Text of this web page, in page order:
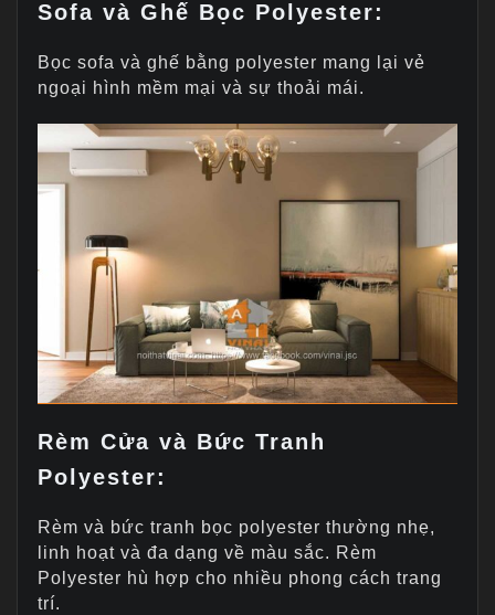
Sofa và Ghế Bọc Polyester:
Bọc sofa và ghế bằng polyester mang lại vẻ
ngoại hình mềm mại và sự thoải mái.
Rèm Cửa và Bức Tranh
Polyester:
Rèm và bức tranh bọc polyester thường nhẹ,
linh hoạt và đa dạng về màu sắc. Rèm
Polyester hù hợp cho nhiều phong cách trang
trí.